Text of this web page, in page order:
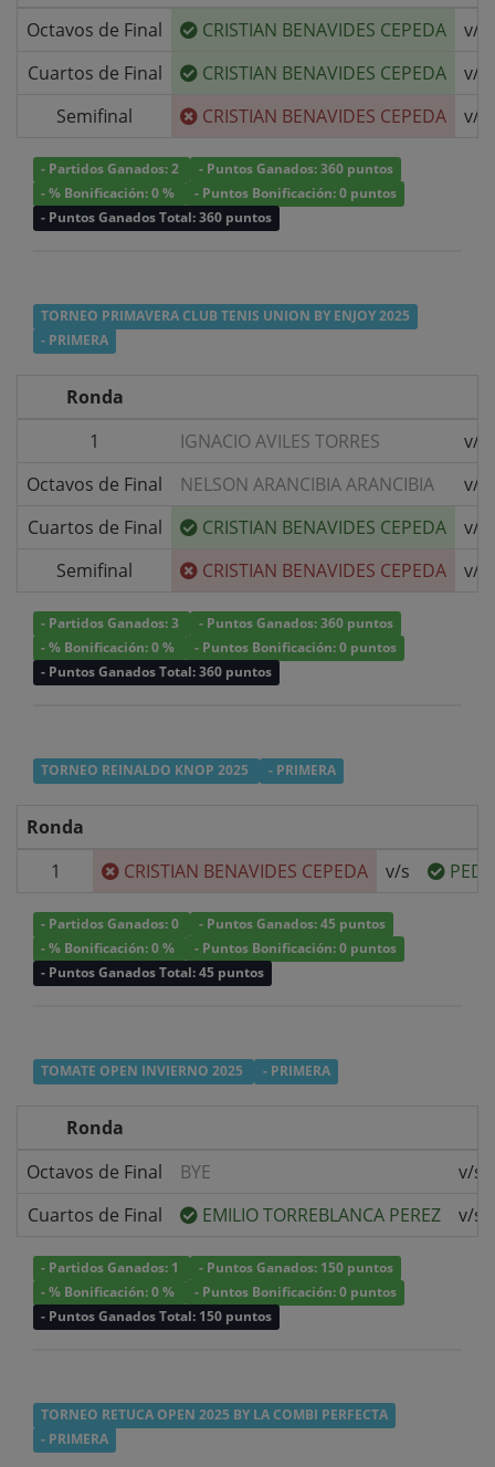
Octavos de Final
CRISTIAN BENAVIDES CEPEDA
v/s
Cuartos de Final
CRISTIAN BENAVIDES CEPEDA
v/s
Semifinal
CRISTIAN BENAVIDES CEPEDA v/s
- Partidos Ganados: 2
- Puntos Ganados: 360 puntos
- % Bonificación: 0 %
- Puntos Bonificación: 0 puntos
- Puntos Ganados Total: 360 puntos
TORNEO PRIMAVERA CLUB TENIS UNION BY ENJOY 2025
- PRIMERA
Ronda
1
IGNACIO AVILES TORRES
v/s
Octavos de Final
NELSON ARANCIBIA ARANCIBIA
v/s
Cuartos de Final
CRISTIAN BENAVIDES CEPEDA
v/s
Semifinal
CRISTIAN BENAVIDES CEPEDA v/s
- Partidos Ganados: 3
- Puntos Ganados: 360 puntos
- % Bonificación: 0 %
- Puntos Bonificación: 0 puntos
- Puntos Ganados Total: 360 puntos
TORNEO REINALDO KNOP 2025 - PRIMERA
Ronda
1
CRISTIAN BENAVIDES CEPEDA v/s
- Partidos Ganados: 0
- Puntos Ganados: 45 puntos
- % Bonificación: 0 %
- Puntos Bonificación: 0 puntos
- Puntos Ganados Total: 45 puntos
TOMATE OPEN INVIERNO 2025 - PRIMERA
Ronda
Octavos de Final
BYE
v/s
Cuartos de Final
EMILIO TORREBLANCA PEREZ v/s
- Partidos Ganados: 1
- Puntos Ganados: 150 puntos
- % Bonificación: 0 %
- Puntos Bonificación: 0 puntos
- Puntos Ganados Total: 150 puntos
TORNEO RETUCA OPEN 2025 BY LA COMBI PERFECTA
- PRIMERA